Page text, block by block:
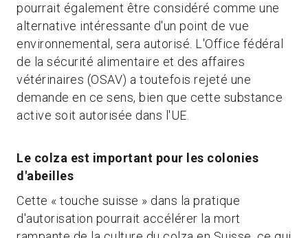
pourrait également être considéré comme une
alternative intéressante d'un point de vue
environnemental, sera autorisé. L'Office fédéral
de la sécurité alimentaire et des affaires
vétérinaires (OSAV) a toutefois rejeté une
demande en ce sens, bien que cette substance
active soit autorisée dans l'UE.
Le colza est important pour les colonies
d'abeilles
Cette « touche suisse » dans la pratique
d'autorisation pourrait accélérer la mort